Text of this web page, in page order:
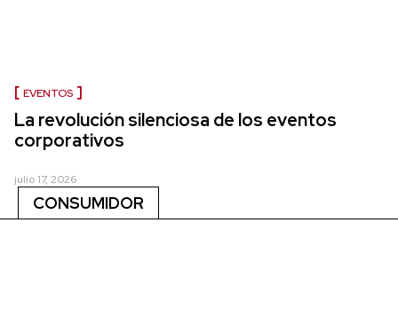
EVENTOS
La revolución silenciosa de los eventos
corporativos
julio 17, 2026
CONSUMIDOR